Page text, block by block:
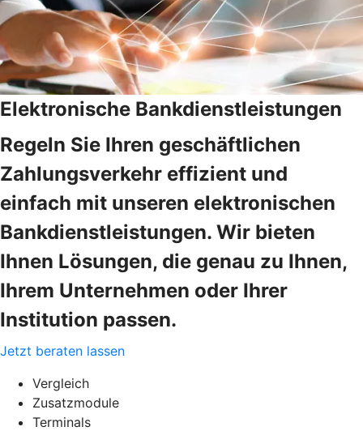
Elektronische Bankdienstleistungen
Regeln Sie Ihren geschäftlichen
Zahlungsverkehr effizient und
einfach mit unseren elektronischen
Bankdienstleistungen. Wir bieten
Ihnen Lösungen, die genau zu Ihnen,
Ihrem Unternehmen oder Ihrer
Institution passen.
Jetzt beraten lassen
Vergleich
Zusatzmodule
Terminals